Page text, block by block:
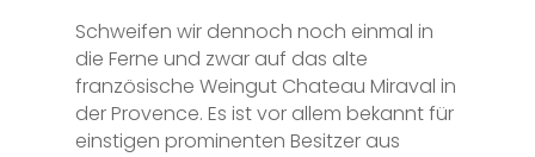
Schweifen wir dennoch noch einmal in
die Ferne und zwar auf das alte
französische Weingut Chateau Miraval in
der Provence. Es ist vor allem bekannt für
einstigen prominenten Besitzer aus